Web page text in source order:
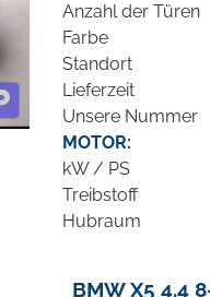
Anzahl der Türen
Farbe
Standort
Lieferzeit
Unsere Nummer
MOTOR:
kW / PS
Treibstoff
Hubraum
BMW X5 4.4